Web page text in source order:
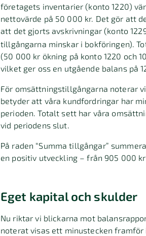
företagets inventarier (konto 1220)
nettovärde på 50 000 kr. Det gör att
att det gjorts avskrivningar (konto
tillgångarna minskar i bokföringen).
(50 000 kr ökning på konto 1220 och
vilket ger oss en utgående balans på
För omsättningstillgångarna noterar
betyder att våra kundfordringar har
perioden. Totalt sett har våra
vid periodens slut.
På raden “Summa tillgångar”
en positiv utveckling – från 905 000
Eget kapital och skulder
Nu riktar vi blickarna mot
noterat visas ett minustecken